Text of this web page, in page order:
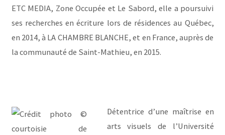
ETC MEDIA, Zone Occupée et Le Sabord, elle a poursuivi
ses recherches en écriture lors de résidences au Québec,
en 2014, à LA CHAMBRE BLANCHE, et en France, auprès de
la communauté de Saint-Mathieu, en 2015.
Détentrice d’une maîtrise en
arts visuels de l’Université